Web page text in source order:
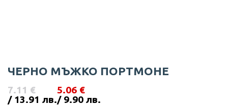
ЧЕРНО МЪЖКО ПОРТМОНЕ
7.11 €
/ 13.91 лв.
Original
5.06 €
/ 9.90 лв.
Текущата